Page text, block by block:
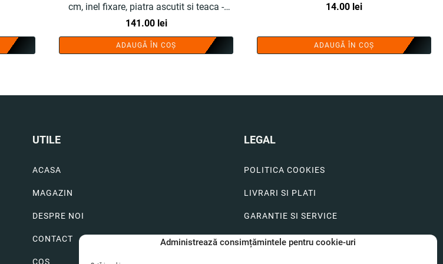
Administrează consimțămintele pentru cookie-uri
cm, inel fixare, piatra ascutit si teaca -
COBI SMART®
141.00 lei
ADAUGĂ ÎN COȘ
14.00 lei
ADAUGĂ ÎN COȘ
UTILE
ACASA
MAGAZIN
DESPRE NOI
CONTACT
COS
LEGAL
POLITICA COOKIES
LIVRARI SI PLATI
GARANTIE SI SERVICE
FORMULAR SERVICE